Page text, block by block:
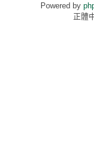
Powered by
正體